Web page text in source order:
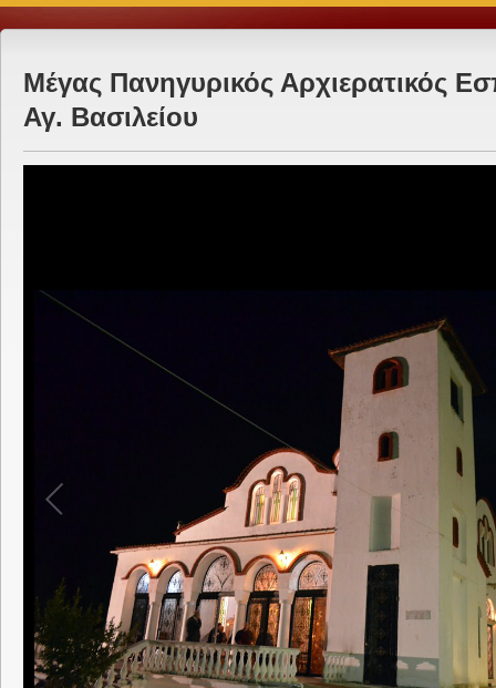
Μέγας Πανηγυρικός Αρχιερατικός
Αγ. Βασιλείου